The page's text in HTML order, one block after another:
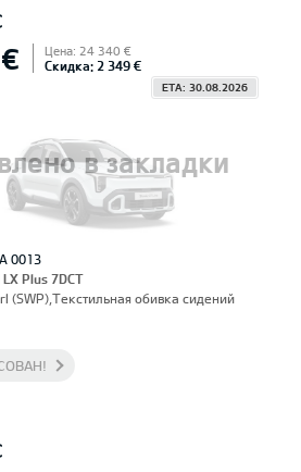
в закладки
Цена: 24 340 €
Скидка: 2 349 €
ETA: 30.08.2026
0013
Plus 7DCT
(SWP),Текстильная обивка сидений